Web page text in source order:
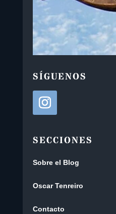
SÍGUENOS
SECCIONES
Sobre el Blog
Oscar Tenreiro
Contacto